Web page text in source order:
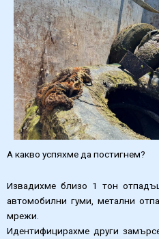
А какво успяхме да постигнем?
Извадихме близо 1 тон
автомобилни гуми, метални
мрежи.
Идентифицирахме други